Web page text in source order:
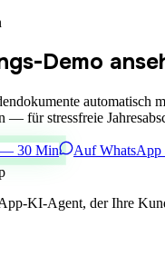
Demo
automatisch
— für stressfreie
— 30 Min
Auf WhatsApp
KI-Agent, der Ihre